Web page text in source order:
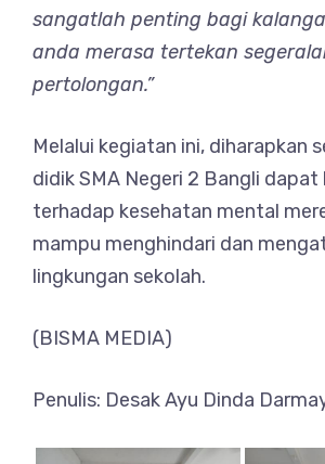
sangatlah penting bagi
anda merasa tertekan
pertolongan.”
Melalui kegiatan ini, diharapkan
didik SMA Negeri 2 Bangli dapat
terhadap kesehatan mental
mampu menghindari dan
lingkungan sekolah.
(BISMA MEDIA)
Penulis: Desak Ayu Dinda